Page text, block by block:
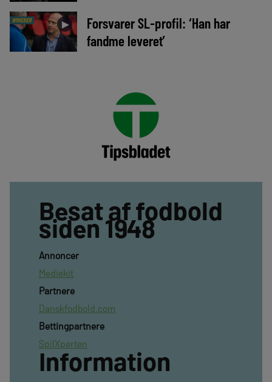
NYHEDER ►
Forsvarer SL-profil: ‘Han har
fandme leveret’
Besat af fodbold
siden 1948
Annoncer
Mediekit
Partnere
Danskfodbold.com
Bettingpartnere
SpilXperten
Information